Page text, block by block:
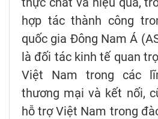
hợp tác thành công
quốc gia Đông Nam Á
là đối tác kinh tế quan
Việt Nam trong các
thương mại và kết nối,
hỗ trợ Việt Nam trong